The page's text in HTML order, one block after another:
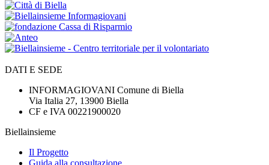
DATI E SEDE
INFORMAGIOVANI Comune di Biella
Via Italia 27, 13900 Biella
CF e IVA 00221900020
Biellainsieme
Il Progetto
Guida alla consultazione